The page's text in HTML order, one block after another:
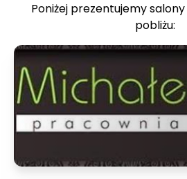
Poniżej prezentujemy
pobliżu: